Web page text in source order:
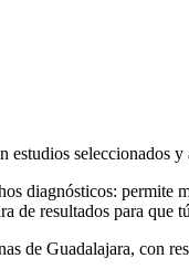
seleccionados
diagnósticos:
de resultados para que
de Guadalajara, con